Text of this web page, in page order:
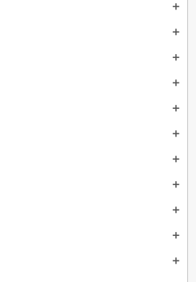
add
add
add
add
add
add
add
add
add
add
add